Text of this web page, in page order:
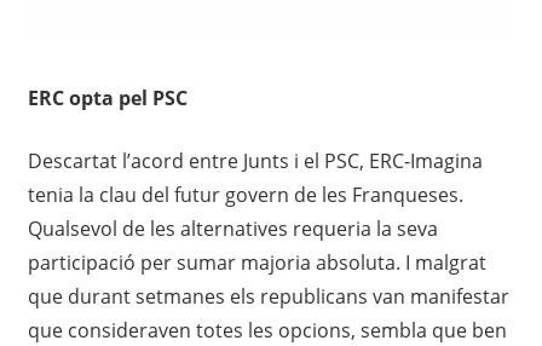
ERC opta pel PSC
Descartat l’acord entre Junts i el PSC, ERC-Imagina
tenia la clau del futur govern de les Franqueses.
Qualsevol de les alternatives requeria la seva
participació per sumar majoria absoluta. I malgrat
que durant setmanes els republicans van manifestar
que consideraven totes les opcions, sembla que ben